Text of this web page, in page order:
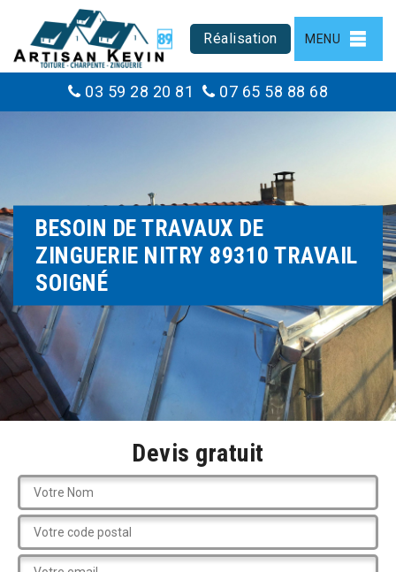
Réalisation MENU
03 59 28 20 81 07 65 58 88 68
BESOIN DE TRAVAUX DE
ZINGUERIE NITRY 89310 TRAVAIL
SOIGNÉ
Devis gratuit